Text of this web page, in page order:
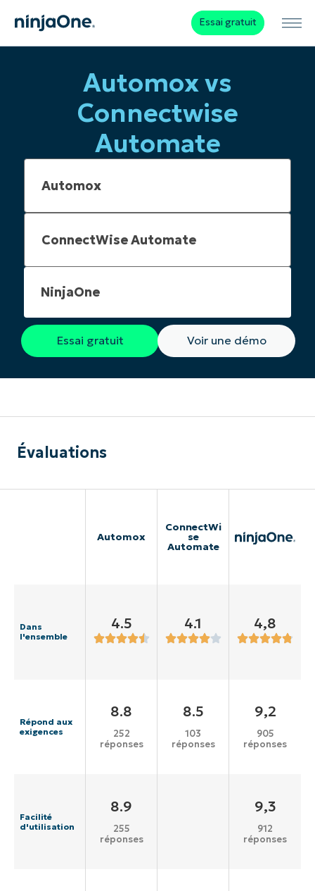
Essai gratuit
Automox vs
Connectwise
Automate
NinjaOne
Essai gratuit Voir une démo
Évaluations
Automox
ConnectWi
se
Automate
Dans
l'ensemble
4.5 4.1 4,8
Répond aux
exigences
8.8
252
réponses
8.5
103
réponses
9,2
905
réponses
Facilité
d'utilisation
8.9
255
réponses
9,3
912
réponses